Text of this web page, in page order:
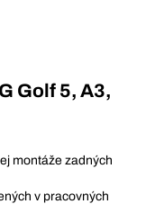
Golf 5, A3,
montáže zadných
v pracovných